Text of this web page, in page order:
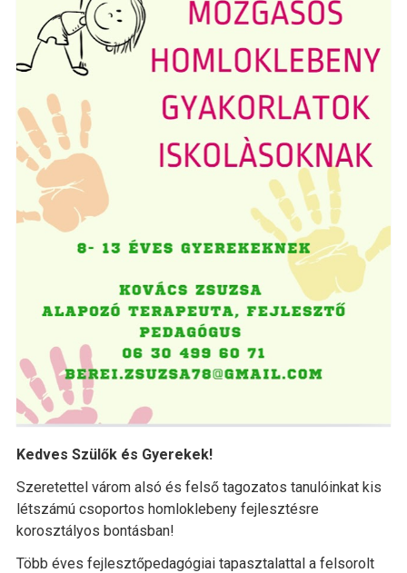
Kedves Szülők és Gyerekek!
Szeretettel várom alsó és felső tagozatos tanulóinkat kis
létszámú csoportos homloklebeny fejlesztésre
korosztályos bontásban!
Több éves fejlesztőpedagógiai tapasztalattal a felsorolt